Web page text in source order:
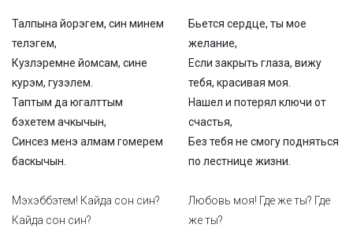
Талпына йорэгем, син минем
телэгем,
Кузлэремне йомсам, сине
курэм, гузэлем.
Таптым да югалттым
бэхетем ачкычын,
Синсез менэ алмам гомерем
баскычын.
Мэхэббэтем! Кайда сон син?
Кайда сон син?
Бьется сердце, ты мое
желание,
Если закрыть глаза, вижу
тебя, красивая моя.
Нашел и потерял ключи от
счастья,
Без тебя не смогу подняться
по лестнице жизни.
Любовь моя! Где же ты? Где
же ты?